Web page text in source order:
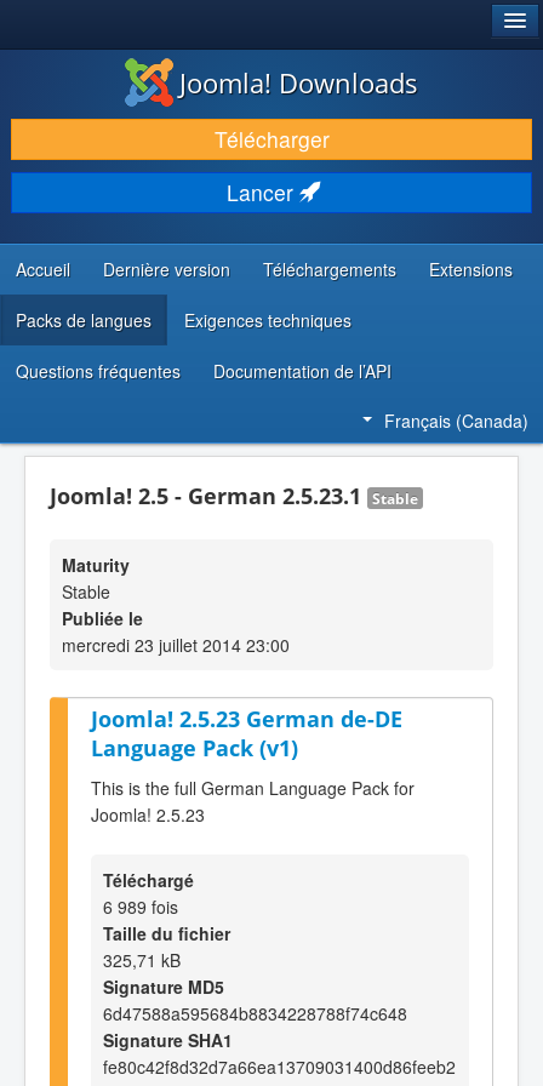
TÉLÉCHARGER & ENRICHIR
DÉCOUVRIR & APPRENDRE
COMMUNAUTÉ & SUPPORT
RESSOURCES DÉVELOPPEURS
Joomla! Downloads
Télécharger
Lancer
Accueil Dernière version Téléchargements Extensions
Packs de langues Exigences techniques
Questions fréquentes Documentation de l’API
Français (Canada)
Joomla! 2.5 - German 2.5.23.1 Stable
Maturity
Stable
Publiée le
mercredi 23 juillet 2014 23:00
Joomla! 2.5.23 German de-DE
Language Pack (v1)
This is the full German Language Pack for
Joomla! 2.5.23
Téléchargé
6 989 fois
Taille du fichier
325,71 kB
Signature MD5
6d47588a595684b8834228788f74c648
Signature SHA1
fe80c42f8d32d7a66ea13709031400d86feeb2